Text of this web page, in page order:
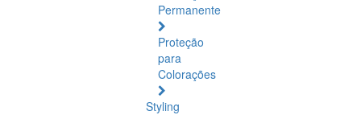
Permanente
Proteção
para
Colorações
Styling